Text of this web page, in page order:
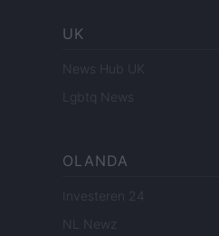
UK
News Hub UK
Lgbtq News
OLANDA
Investeren 24
NL Newz